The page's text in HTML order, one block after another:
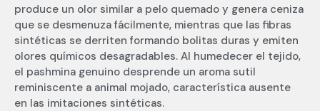
produce un olor similar a pelo quemado y genera ceniza
que se desmenuza fácilmente, mientras que las fibras
sintéticas se derriten formando bolitas duras y emiten
olores químicos desagradables. Al humedecer el tejido,
el pashmina genuino desprende un aroma sutil
reminiscente a animal mojado, característica ausente
en las imitaciones sintéticas.